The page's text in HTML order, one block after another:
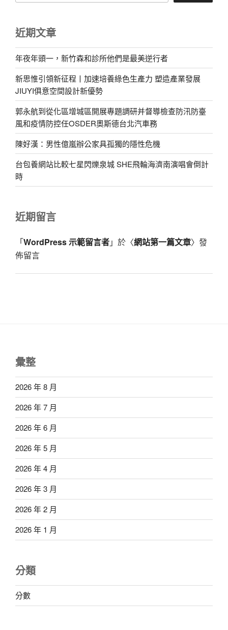
近期文章
年夜年頭一，新竹森和診所他們是最美逆行者
新思惟引領新征程丨加速培養綠色生產力 塑造產業發展
JIUYI俱意空間設計新優勢
郭永航到從化區增城區開展專題調研并督導檢查防汛防臺
風和疫情防控任OSDER奧斯德台北汽車務
陳好漢：男性億嵐辦公家具孤獨的隱性危機
台包養網站比較七星閃爍泉城 SHE飛輪海濟南演唱會倒計
時
近期留言
「WordPress 示範留言者」於〈網站第一篇文章〉發
佈留言
彙整
2026 年 8 月
2026 年 7 月
2026 年 6 月
2026 年 5 月
2026 年 4 月
2026 年 3 月
2026 年 2 月
2026 年 1 月
分類
分數